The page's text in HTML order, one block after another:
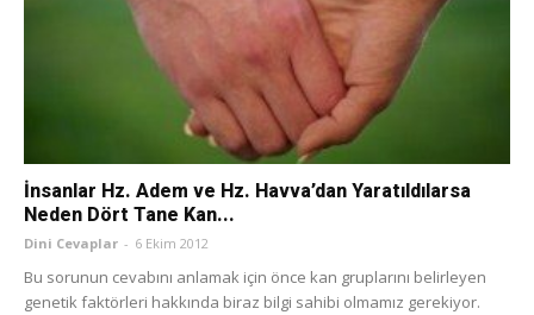
İnsanlar Hz. Adem ve Hz. Havva’dan Yaratıldılarsa
Neden Dört Tane Kan...
Dini Cevaplar - 6 Ekim 2012
Bu sorunun cevabını anlamak için önce kan gruplarını belirleyen
genetik faktörleri hakkında biraz bilgi sahibi olmamız gerekiyor.